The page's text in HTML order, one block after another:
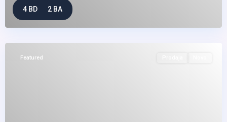
4 BD 2 BA
Featured